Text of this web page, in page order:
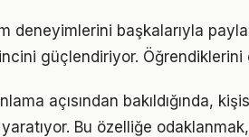
deneyimlerini başkalarıyla
güçlendiriyor.
açısından bakıldığında,
Bu özelliğe